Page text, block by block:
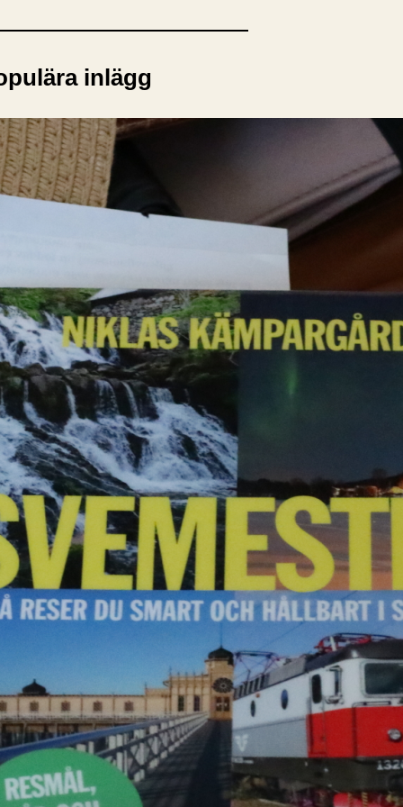
inlägg
författare
ämnen
Biografi Blogga Bokcirkel
Deckare E-böcker Fakta
Filmatiseringar Framsidor
Historia Illustrerat Klass
Kvinnors liv Kärlek
Läsa Mord Nobelpriset
Nyutkommet Personligt Poesi
& samhälle Prisbelönt
Relationer Sorg
Storbritannien Summeringar
Ungdomsböcker
USA Utläst Vill läsa